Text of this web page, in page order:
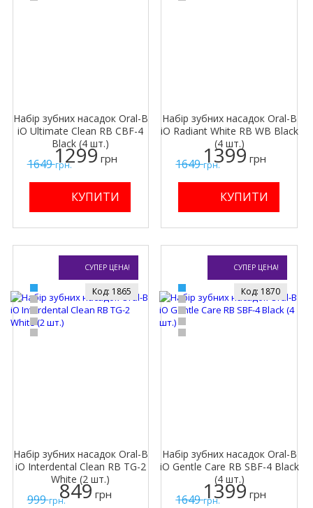
1649грн.
Набір зубних насадок Oral-B
iO Ultimate Clean RB CBF-4
Black (4 шт.)
1299 грн 1649грн.
Набір зубних насадок Oral-B
iO Radiant White RB WB Black
(4 шт.)
1399 грн
СУПЕР ЦЕНА!
999грн.
Набір зубних насадок Oral-B
iO Interdental Clean RB TG-2
White (2 шт.)
Код: 1865
849грн
СУПЕР ЦЕНА!
1649грн.
Набір зубних насадок Oral-B
iO Gentle Care RB SBF-4 Black
(4 шт.)
Код: 1870
1399 грн